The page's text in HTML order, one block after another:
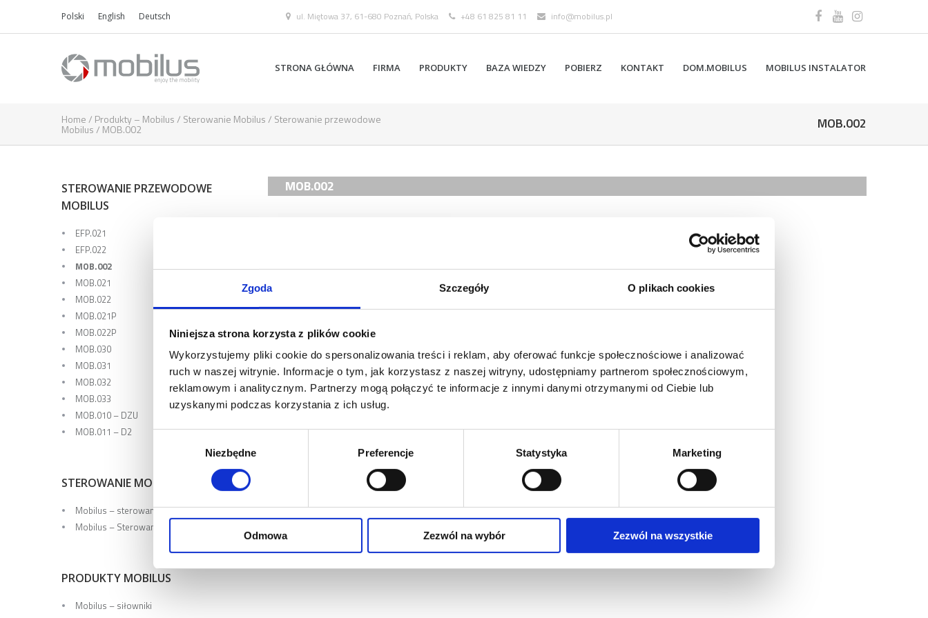
Zgoda Szczegóły O plikach cookies
Niniejsza strona korzysta z plików cookie
Wykorzystujemy pliki cookie do spersonalizowania treści i reklam, aby oferować funkcje społecznościowe i analizować
ruch w naszej witrynie. Informacje o tym, jak korzystasz z naszej witryny, udostępniamy partnerom społecznościowym,
reklamowym i analitycznym. Partnerzy mogą połączyć te informacje z innymi danymi otrzymanymi od Ciebie lub
uzyskanymi podczas korzystania z ich usług.
Niezbędne Preferencje Statystyka Marketing
Odmowa Zezwól na wybór Zezwól na wszystkie
Polski English Deutsch ul. Miętowa 37, 61-680 Poznań, Polska +48 61 825 81 11 info@mobilus.pl
STRONA GŁÓWNA FIRMA PRODUKTY BAZA WIEDZY POBIERZ KONTAKT DOM.MOBILUS MOBILUS INSTALATOR
MOB.002
Home/ Produkty – Mobilus/ Sterowanie Mobilus/ Sterowanie przewodowe
Mobilus/ MOB.002
MOB.002
ROJAL S sterownik czasowy (tygodniowy)
STEROWANIE PRZEWODOWE
MOBILUS
EFP.021
EFP.022
MOB.002
MOB.021
MOB.022
MOB.021P
MOB.022P
MOB.030
MOB.031
MOB.032
MOB.033
MOB.010 – DZU
MOB.011 – D2
STEROWANIE MOBILUS
Mobilus – sterowanie radiowe
Mobilus – Sterowanie przewodowe
PRODUKTY MOBILUS
Mobilus – siłowniki